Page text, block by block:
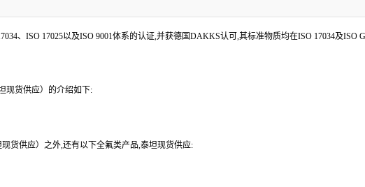
、ISO 17025以及ISO 9001体系的认证,并获德国DAKKS认可,其标准物质均在ISO 17034及ISO
现货供应）的介绍如下:
货供应）之外,还有以下全氟类产品,泰坦现货供应: